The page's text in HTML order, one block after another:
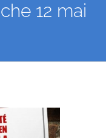
12 mai